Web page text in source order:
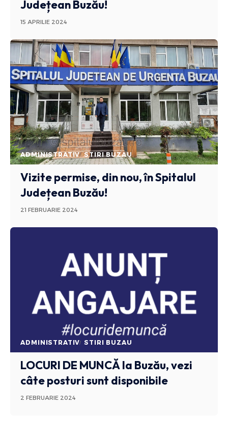
Județean Buzău!
15 APRILIE 2024
ADMINISTRATIV STIRI BUZAU
Vizite permise, din nou, în Spitalul
Județean Buzău!
21 FEBRUARIE 2024
ADMINISTRATIV STIRI BUZAU
LOCURI DE MUNCĂla Buzău, vezi
câte posturi sunt disponibile
2 FEBRUARIE 2024